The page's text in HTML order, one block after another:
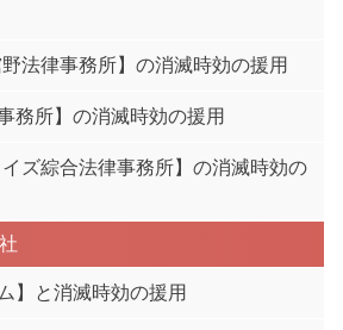
野法律事務所】の消滅時効の援用
務所】の消滅時効の援用
イズ綜合法律事務所】の消滅時効の
】と消滅時効の援用